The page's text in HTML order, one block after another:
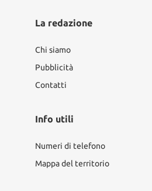
La redazione
Chi siamo
Pubblicità
Contatti
Info utili
Numeri di telefono
Mappa del territorio